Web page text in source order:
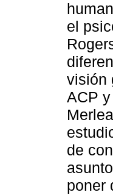
el
visión
ACP
de
poner